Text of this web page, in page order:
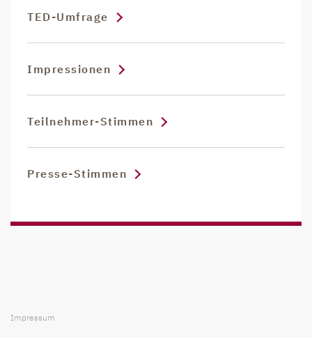
TED-Umfrage
Impressionen
Teilnehmer-Stimmen
Presse-Stimmen
Impressum